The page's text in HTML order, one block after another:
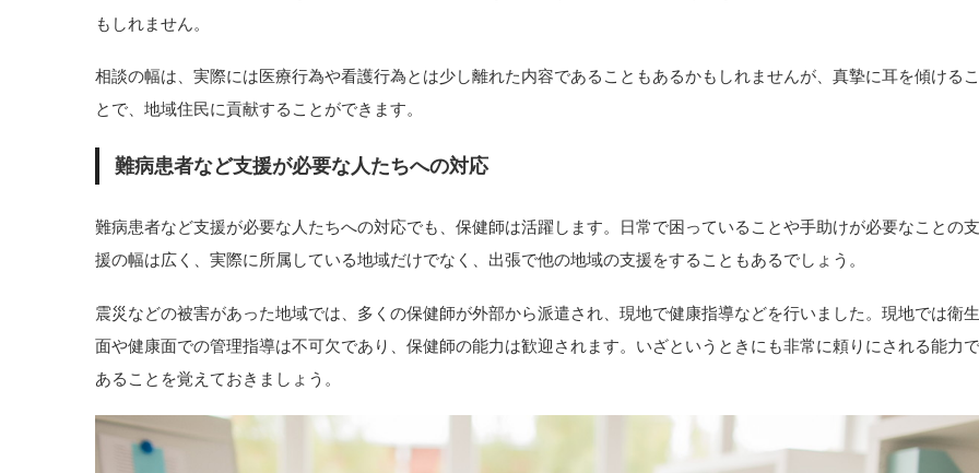
もしれません。
相談の幅は、実際には医療行為や看護行為とは少し離れた内容であることもあるかもしれませんが、真摯に耳を傾けるこ
とで、地域住民に貢献することができます。
難病患者など支援が必要な人たちへの対応
難病患者など支援が必要な人たちへの対応でも、保健師は活躍します。日常で困っていることや手助けが必要なことの支
援の幅は広く、実際に所属している地域だけでなく、出張で他の地域の支援をすることもあるでしょう。
震災などの被害があった地域では、多くの保健師が外部から派遣され、現地で健康指導などを行いました。現地では衛生
面や健康面での管理指導は不可欠であり、保健師の能力は歓迎されます。いざというときにも非常に頼りにされる能力で
あることを覚えておきましょう。